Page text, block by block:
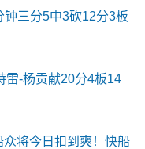
三分5中3砍12分3板
雷-杨贡献20分4板14
将今日扣到爽！快船